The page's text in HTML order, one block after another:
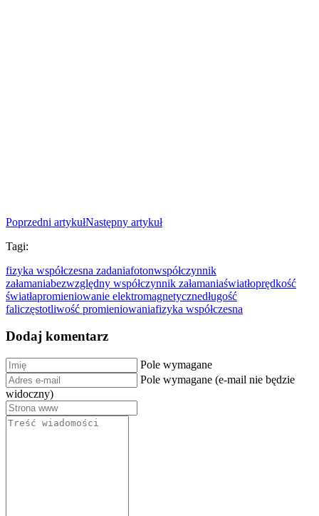
Poprzedni artykułNastępny artykuł
Tagi:
fizyka współczesna zadaniafotonwspółczynnik
załamaniabezwzględny współczynnik załamaniaświatłoprędkość
światłapromieniowanie elektromagnetycznedługość
faliczęstotliwość promieniowaniafizyka współczesna
Dodaj komentarz
Pole wymagane
Pole wymagane (e-mail nie będzie
widoczny)